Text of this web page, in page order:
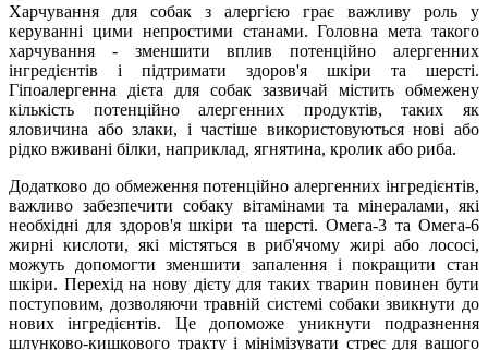
Харчування для собак з алергією грає важливу роль у
керуванні цими непростими станами. Головна мета такого
харчування - зменшити вплив потенційно алергенних
інгредієнтів і підтримати здоров'я шкіри та шерсті.
Гіпоалергенна дієта для собак зазвичай містить обмежену
кількість потенційно алергенних продуктів, таких як
яловичина або злаки, і частіше використовуються нові або
рідко вживані білки, наприклад, ягнятина, кролик або риба.
Додатково до обмеження потенційно алергенних інгредієнтів,
важливо забезпечити собаку вітамінами та мінералами, які
необхідні для здоров'я шкіри та шерсті. Омега-3 та Омега-6
жирні кислоти, які містяться в риб'ячому жирі або лососі,
можуть допомогти зменшити запалення і покращити стан
шкіри. Перехід на нову дієту для таких тварин повинен бути
поступовим, дозволяючи травній системі собаки звикнути до
нових інгредієнтів. Це допоможе уникнути подразнення
шлунково-кишкового тракту і мінімізувати стрес для вашого